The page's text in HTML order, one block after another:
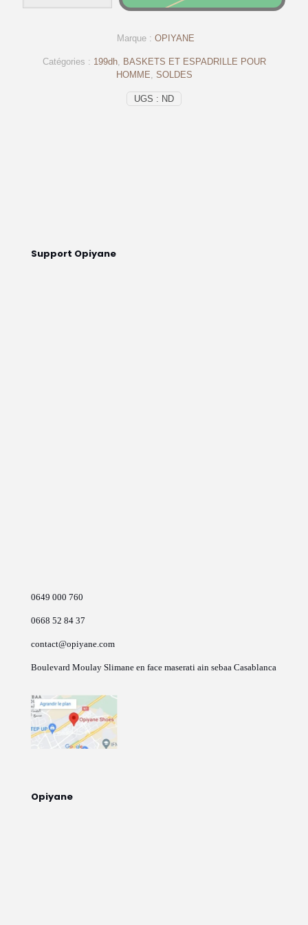
UGS : ND
Catégories : 199dh,
BASKETS ET ESPADRILLE POUR
HOMME SOLDES
Marque : OPIYANE
Support Opiyane
0649 000 760
0668 52 84 37
contact@opiyane.com
Boulevard Moulay Slimane en face maserati ain sebaa Casablanca
Opiyane